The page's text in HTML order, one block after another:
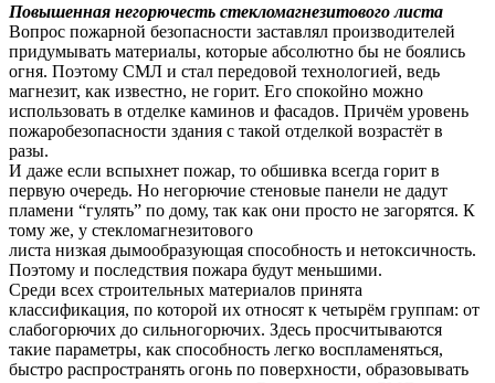
Повышенная негорючесть стекломагнезитового листа
Вопрос пожарной безопасности заставлял производителей
придумывать материалы, которые абсолютно бы не боялись
огня. Поэтому СМЛ и стал передовой технологией, ведь
магнезит, как известно, не горит. Его спокойно можно
использовать в отделке каминов и фасадов. Причём уровень
пожаробезопасности здания с такой отделкой возрастёт в
разы.
И даже если вспыхнет пожар, то обшивка всегда горит в
первую очередь. Но негорючие стеновые панели не дадут
пламени “гулять” по дому, так как они просто не загорятся. К
тому же, у стекломагнезитового
листа низкая дымообразующая способность и нетоксичность.
Поэтому и последствия пожара будут меньшими.
Среди всех строительных материалов принята
классификация, по которой их относят к четырём группам: от
слабогорючих до сильногорючих. Здесь просчитываются
такие параметры, как способность легко воспламеняться,
быстро распространять огонь по поверхности, образовывать